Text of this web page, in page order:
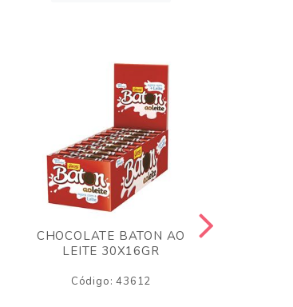
CHOCOLATE BATON AO
LEITE 30X16GR
Código: 43612